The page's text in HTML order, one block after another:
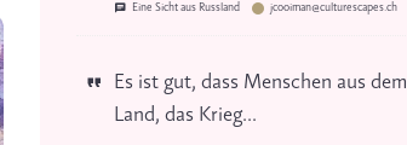
Eine Sicht aus Russland jcooiman@culturescapes.ch
Es ist gut, dass Menschen aus dem
Land, das Krieg...